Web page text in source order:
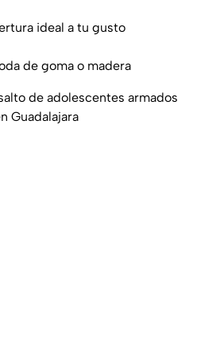
ideal a tu gusto
de goma o madera
de adolescentes armados
Guadalajara